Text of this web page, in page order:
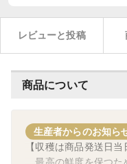
レビューと投稿
商品について
生産者からのお知ら
【収穫は商品発送日当